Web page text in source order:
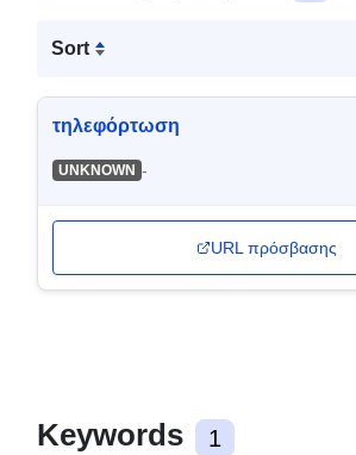
Sort
τηλεφόρτωση
UNKNOWN -
URL πρόσβασης
Keywords 1